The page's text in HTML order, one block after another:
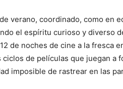
verano, coordinado, como en
el espíritu curioso y diverso
de noches de cine a la fresca
de películas que juegan a
imposible de rastrear en las